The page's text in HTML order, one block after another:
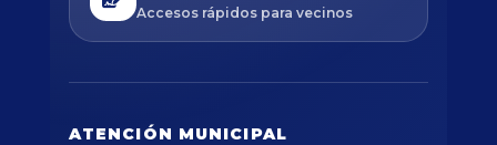
Accesos rápidos para vecinos
ATENCIÓN MUNICIPAL